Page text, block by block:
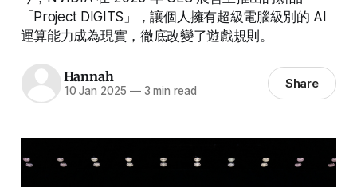
「Project DIGITS」，讓個人擁有超級電腦級別的 AI
運算能力成為現實，徹底改變了遊戲規則。
Hannah
10 Jan 2025 —3 min read Share